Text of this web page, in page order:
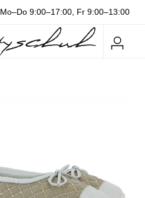
Mo–Do 9:00–17:00, Fr 9:00–13:00